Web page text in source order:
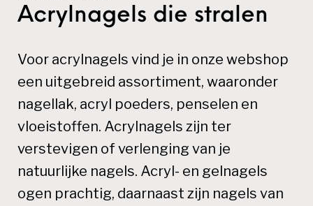
Acrylnagels die stralen
Voor acrylnagels vind je in onze webshop
een uitgebreid assortiment, waaronder
nagellak, acryl poeders, penselen en
vloeistoffen. Acrylnagels zijn ter
verstevigen of verlenging van je
natuurlijke nagels. Acryl- en gelnagels
ogen prachtig, daarnaast zijn nagels van